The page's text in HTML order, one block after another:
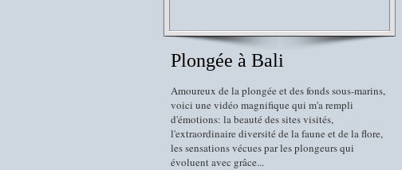
Plongée à Bali
Amoureux de la plongée et des fonds sous-marins,
voici une vidéo magnifique qui m'a rempli
d'émotions: la beauté des sites visités,
l'extraordinaire diversité de la faune et de la flore,
les sensations vécues par les plongeurs qui
évoluent avec grâce...